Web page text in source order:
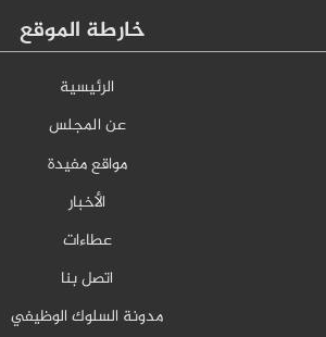
خارطة الموقع
الرئيسية
عن المجلس
مواقع مفيدة
الأخبار
عطاءات
اتصل بنا
مدونة السلوك الوظيفي